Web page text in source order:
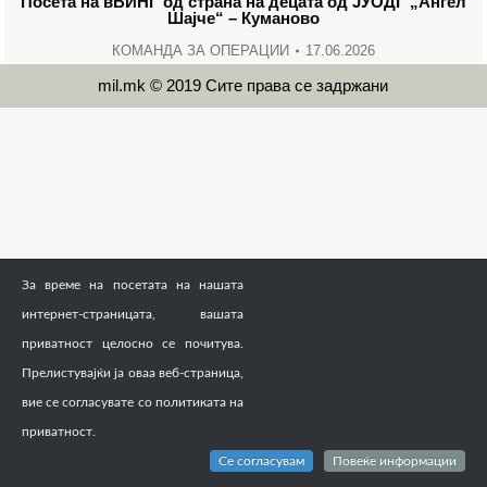
Шајче“ – Куманово
КОМАНДА ЗА ОПЕРАЦИИ 17.06.2026
mil.mk © 2019 Сите права се задржани
За време на посетата на нашата
интернет-страницата, вашата
приватност целосно се почитува.
Прелистувајќи ја оваа веб-страница,
вие се согласувате со политиката на
приватност.
Се согласувам Повеќе информации